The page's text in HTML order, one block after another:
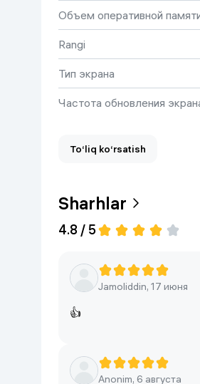
Maishiy kimyo
Kiyim-kechak va Oyoq
Объем оперативной
Rangi
Тип экрана
Частота обновления
Стандарт связи
Тип SIM-карты
Тип аккумулятора
To‘liq ko‘rsatish
Sharhlar
4.8 / 5
Jamoliddin, 17 июня
👍
Anonim, 6 августа